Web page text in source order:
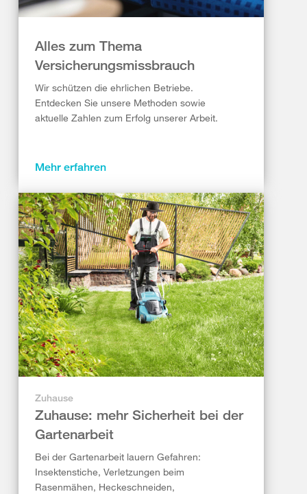
Alles zum Thema
Versicherungsmissbrauch
Wir schützen die ehrlichen Betriebe.
Entdecken Sie unsere Methoden sowie
aktuelle Zahlen zum Erfolg unserer Arbeit.
Mehr erfahren
Zuhause
Zuhause: mehr Sicherheit bei der
Gartenarbeit
Bei der Gartenarbeit lauern Gefahren:
Insektenstiche, Verletzungen beim
Rasenmähen, Heckeschneiden,